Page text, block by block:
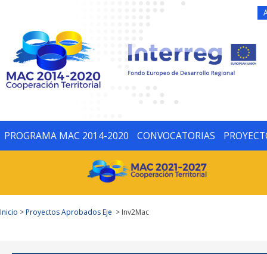
PROGRAMA MAC 2014-2020 CONVOCATORIAS
Inicio >Proyectos Aprobados Eje > Inv2Mac